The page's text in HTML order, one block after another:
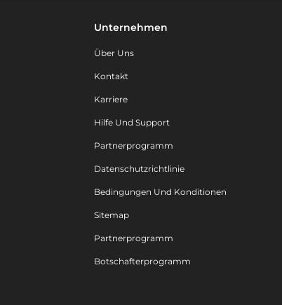
Unternehmen
Über Uns
Kontakt
Karriere
Hilfe Und Support
Partnerprogramm
Datenschutzrichtlinie
Bedingungen Und Konditionen
Sitemap
Partnerprogramm
Botschafterprogramm